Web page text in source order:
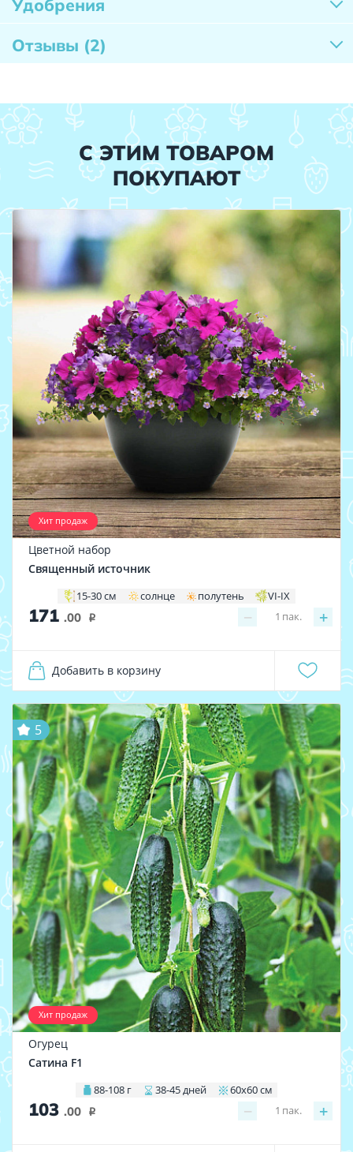
Удобрения
Отзывы (2)
С ЭТИМ ТОВАРОМ
ПОКУПАЮТ
Хит продаж
Цветной набор
Священный источник
15-30 см солнце полутень VI-IX
171 .00 i − +
1 пак.
Добавить в корзину
Хит продаж
5
Огурец
Сатина F1
88-108 г 38-45 дней 60х60 см
103 .00 i − +
1 пак.